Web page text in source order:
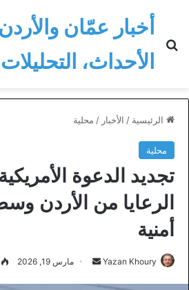
أخبار عمّان
الأحداث، التحليلات
الرئيسية / الأخبار / محلية
محلية
تجديد الدعوة
الرعايا من الأردن
أمنية
Yazan Khoury
أرسل مارس 19, 2026